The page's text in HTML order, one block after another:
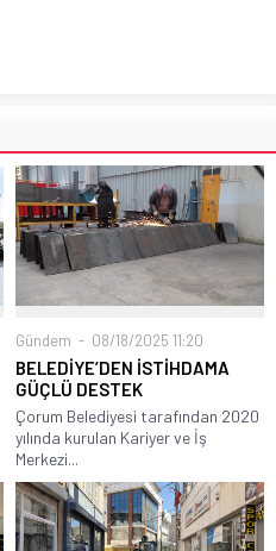
Gündem 08/18/2025 11:20
BELEDİYE’DEN İSTİHDAMA
GÜÇLÜ DESTEK
Çorum Belediyesi tarafından 2020
yılında kurulan Kariyer ve İş
Merkezi...